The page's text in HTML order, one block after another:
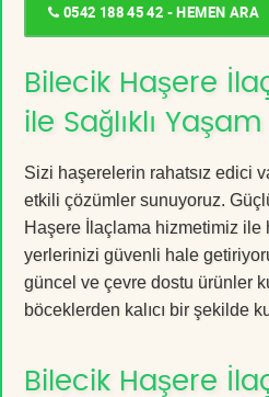
0542 188 45 42 - HEMEN ARA
Bilecik Haşere
ile Sağlıklı
Sizi haşerelerin rahatsız edici
etkili çözümler sunuyoruz.
Haşere İlaçlama hizmetimiz
yerlerinizi güvenli hale
güncel ve çevre dostu ürünler
böceklerden kalıcı bir şekilde
Bilecik Haşere